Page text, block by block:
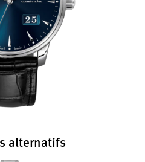
le menu
alternatifs